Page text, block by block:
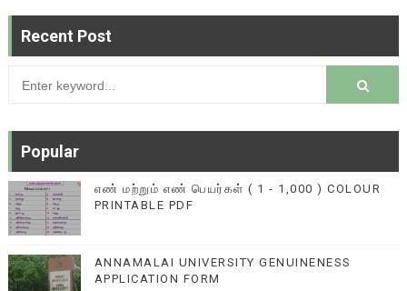
Recent Post
Popular
எண் மற்றும் எண் பெயர்கள் ( 1 - 1,000 ) COLOUR
PRINTABLE PDF
ANNAMALAI UNIVERSITY GENUINENESS
APPLICATION FORM